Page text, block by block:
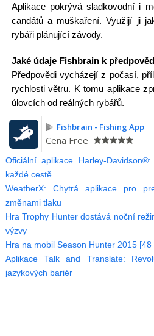
Aplikace pokrývá sladkovodní i
candátů a muškaření. Využijí ji
rybáři plánující závody.
Jaké údaje Fishbrain k
Předpovědi vycházejí z počasí,
rychlosti větru. K tomu aplikace
úlovcích od reálných rybářů.
Fishbrain - Fishing App
Cena Free
Oficiální aplikace Harley-
každé cestě
WeatherX: Chytrá aplikace pro
změnami tlaku
Hra Trophy Hunter dostává noční
výzvy
Hra na mobil Season Hunter 2015 [48
Aplikace Talk and Translate:
jazykových bariér